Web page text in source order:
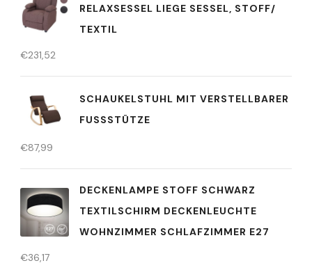
RELAXSESSEL LIEGE SESSEL, STOFF/
TEXTIL
€231,52
SCHAUKELSTUHL MIT VERSTELLBARER
FUSSSTÜTZE
€87,99
DECKENLAMPE STOFF SCHWARZ
TEXTILSCHIRM DECKENLEUCHTE
WOHNZIMMER SCHLAFZIMMER E27
€36,17